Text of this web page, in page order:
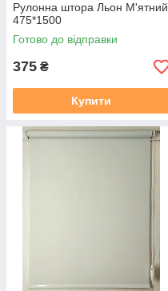
Рулонна штора Льон М'ятний
475*1500
Готово до відправки
375 ₴
Купити